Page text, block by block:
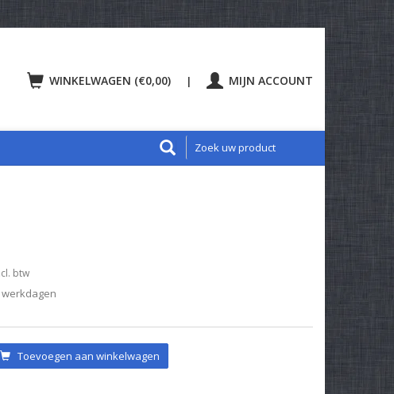
WINKELWAGEN (€0,00) | MIJN ACCOUNT
btw
werkdagen
Toevoegen aan winkelwagen